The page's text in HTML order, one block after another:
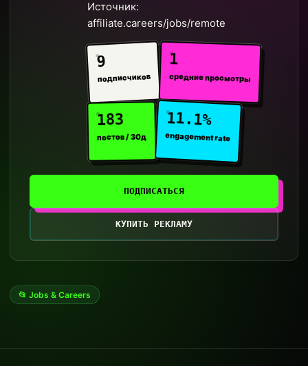
Источник:
affiliate.careers/jobs/remote
9
подписчиков
1
средние просмотры
183
постов / 30д
11.1%
engagement rate
ПОДПИСАТЬСЯ
КУПИТЬ РЕКЛАМУ
📂 Jobs & Careers